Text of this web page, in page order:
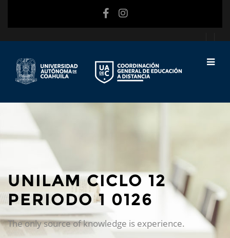
UNILAM CICLO 12
PERIODO 1 0126
The only source of knowledge is experience.